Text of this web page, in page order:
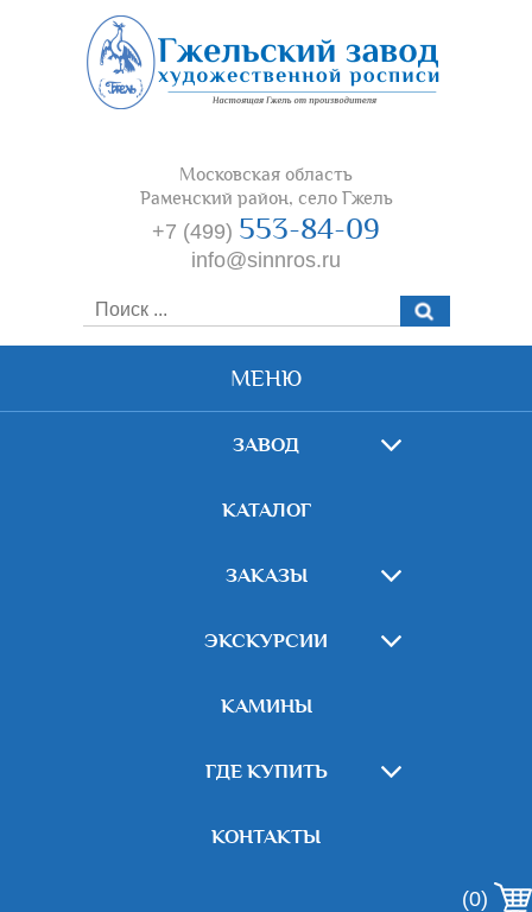
Московская область
Раменский район, село Гжель
+7 (499) 553-84-09
info@sinnros.ru
МЕНЮ
ЗАВОД
КАТАЛОГ
ЗАКАЗЫ
ЭКСКУРСИИ
КАМИНЫ
ГДЕ КУПИТЬ
КОНТАКТЫ
(0)